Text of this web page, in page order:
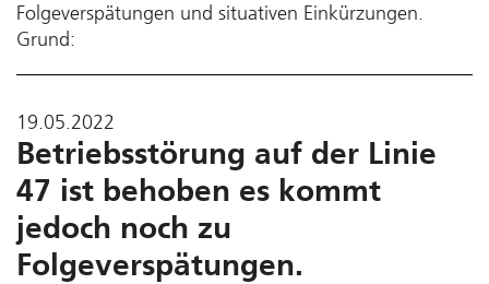
Folgeverspätungen und situativen Einkürzungen.
Grund:
19.05.2022
Betriebsstörung auf der Linie
47 ist behoben es kommt
jedoch noch zu
Folgeverspätungen.